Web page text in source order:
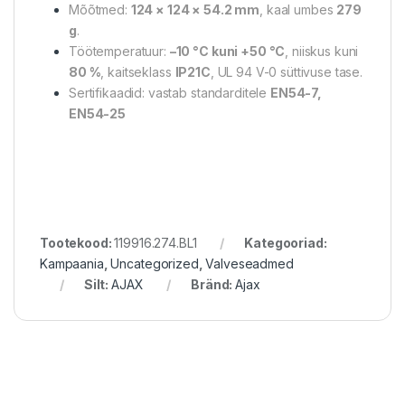
Mõõtmed: 124 × 124 × 54.2 mm , kaal umbes 279
g.
Töötemperatuur: –10 °C kuni +50 °C , niiskus kuni
80 % , kaitseklass IP21C , UL 94 V-0 süttivuse tase.
Sertifikaadid: vastab standarditele EN54-7,
EN54-25
Tootekood:119916.274.BL1
Kategooriad:
Kampaania ,Uncategorized ,Valveseadmed
Silt:AJAX Bränd:Ajax